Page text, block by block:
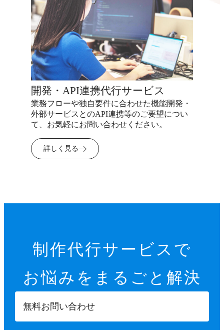
開発・API連携代行サービス
業務フローや独自要件に合わせた機能開発・
外部サービスとのAPI連携等のご要望につい
て、お気軽にお問い合わせください。
詳しく見る
制作代行サービスで
お悩みを まるごと解決
無料お問い合わせ